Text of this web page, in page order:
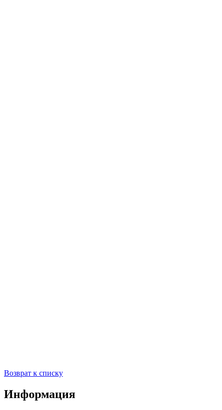
Возврат к списку
Информация